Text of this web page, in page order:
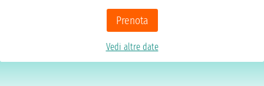
Prenota
Vedi altre date